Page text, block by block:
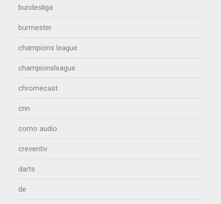
bundesliga
burmester
champions league
championsleague
chromecast
cnn
como audio
creventiv
darts
de